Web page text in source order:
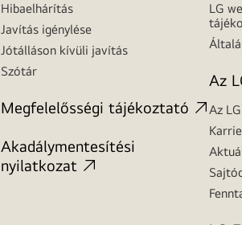
Hibaelhárítás
Javítás igénylése
Jótálláson kívüli javítás
Szótár
Megfelelősségi tájékoztató
Akadálymentesítési
nyilatkozat
LG
Az
Az